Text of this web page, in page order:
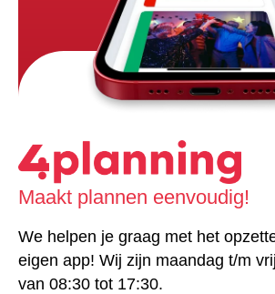
Maakt plannen eenvoudig!
We helpen je graag met het
eigen app! Wij zijn maandag t/m
van 08:30 tot 17:30.